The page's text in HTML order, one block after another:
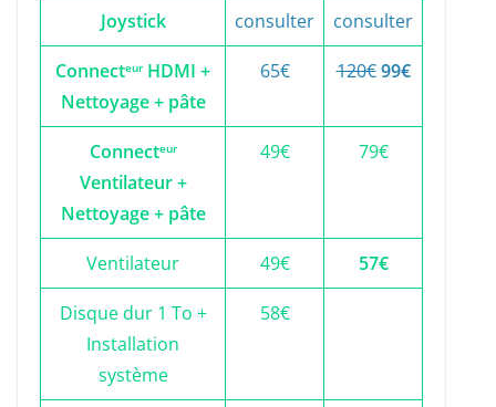
Joystick consulter consulter
Connecteur HDMI +
Nettoyage + pâte
65€ 120€ 99€
Connecteur
Ventilateur +
Nettoyage + pâte
49€ 79€
Ventilateur 49€ 57€
Disque dur 1 To +
Installation
système
58€